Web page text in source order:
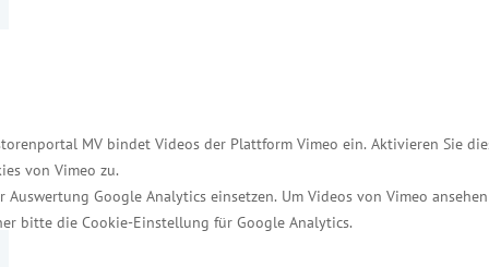
MV bindet Videos der Plattform Vimeo ein. Aktivieren Sie
von Vimeo zu.
Auswertung Google Analytics einsetzen. Um Videos von Vimeo
bitte die Cookie-Einstellung für Google Analytics.
und Ueckermünde verbunden. Wir nehmen
gesicherte Versorgung aller Bürgerinnen und
neue Investitionen vor Ort, wie zum
bei Umsetzung dieser Investition von 40
in Zürich.
Wirtschaftsgespräch in Bern